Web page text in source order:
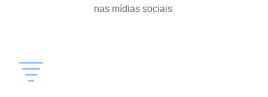
nas mídias sociais